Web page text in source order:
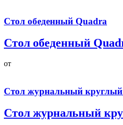
Стол обеденный Quadra
Стол обеденный
от
Стол журнальный
Стол журнальный